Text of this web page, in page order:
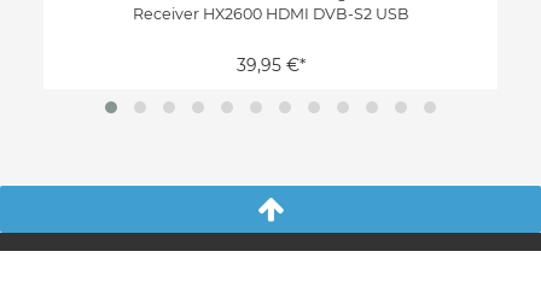
Receiver HX2600 HDMI DVB-S2 USB
39,95 €*